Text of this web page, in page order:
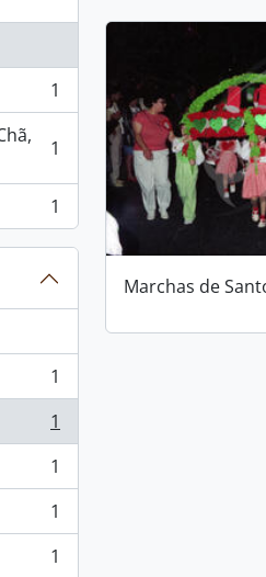
1
1
1
1
1
1
1
1
Marchas de